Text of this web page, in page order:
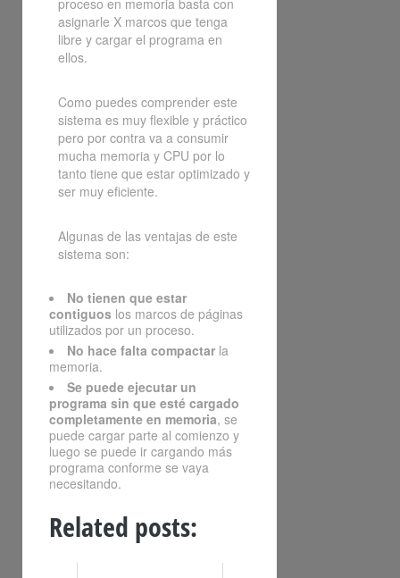
asignarle X marcos que tenga
libre y cargar el programa en
ellos.
Como puedes comprender este
sistema es muy flexible y práctico
pero por contra va a consumir
mucha memoria y CPU por lo
tanto tiene que estar optimizado y
ser muy eficiente.
Algunas de las ventajas de este
sistema son:
No tienen que estar
contiguos los marcos de páginas
utilizados por un proceso.
No hace falta compactar la
memoria.
Se puede ejecutar un
programa sin que esté cargado
completamente en memoria, se
puede cargar parte al comienzo y
luego se puede ir cargando más
programa conforme se vaya
necesitando.
Related posts: